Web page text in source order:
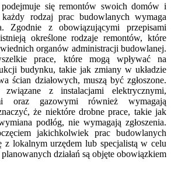
się remontów swoich domów i
rodzaj prac budowlanych wymaga
Zgodnie z obowiązującymi przepisami
określone rodzaje remontów, które
organów administracji budowlanej.
prace, które mogą wpływać na
budynku, takie jak zmiany w układzie
ścian działowych, muszą być zgłoszone.
związane z instalacjami elektrycznymi,
oraz gazowymi również wymagają
że niektóre drobne prace, takie jak
podłóg, nie wymagają zgłoszenia.
jakichkolwiek prac budowlanych
z lokalnym urzędem lub specjalistą w celu
działań są objęte obowiązkiem